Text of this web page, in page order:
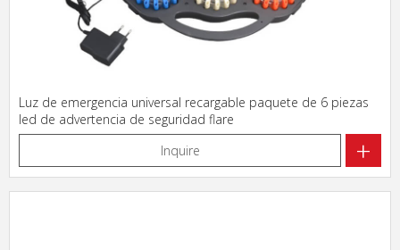
Luz de emergencia universal recargable paquete de 6 piezas
led de advertencia de seguridad flare
Inquire
+